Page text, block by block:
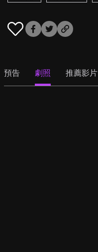
預告 劇照 推薦影片